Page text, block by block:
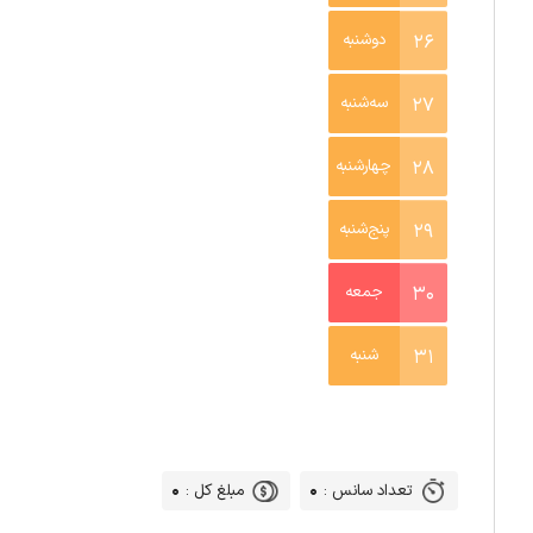
26 دوشنبه
27 سه‌شنبه
28 چهارشنبه
29 پنج‌شنبه
30 جمعه
31 شنبه
تعداد سانس : 0 مبلغ کل : 0